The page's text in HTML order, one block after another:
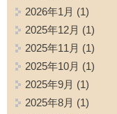
2026年1月 (1)
2025年12月 (1)
2025年11月 (1)
2025年10月 (1)
2025年9月 (1)
2025年8月 (1)